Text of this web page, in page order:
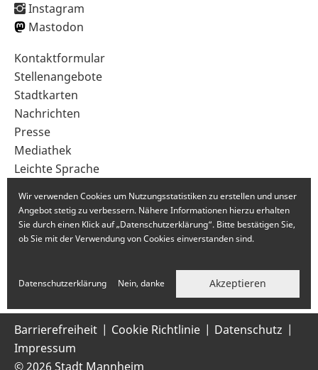
Instagram
Mastodon
Sekundärnavigation
im
Fußbereich
Kontaktformular
Stellenangebote
Stadtkarten
Nachrichten
Presse
Mediathek
Leichte Sprache
Barrierefreiheit Cookie Richtlinie
Datenschutz
Impressum
© 2026 Stadt Mannheim
Wir verwenden Cookies um Nutzungsstatistiken zu erstellen und unser
Angebot stetig zu verbessern. Nähere Informationen hierzu erhalten
Sie durch einen Klick auf „Datenschutzerklärung“. Bitte bestätigen Sie,
ob Sie mit der Verwendung von Cookies einverstanden sind.
Datenschutzerklärung Nein, danke Akzeptieren